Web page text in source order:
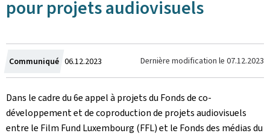
pour projets audiovisuels
Communiqué Crée
le
06.12.2023 Dernière modification le 07.12.2023
Dans le cadre du 6e appel à projets du Fonds de co-
développement et de coproduction de projets audiovisuels
entre le Film Fund Luxembourg (FFL) et le Fonds des médias du